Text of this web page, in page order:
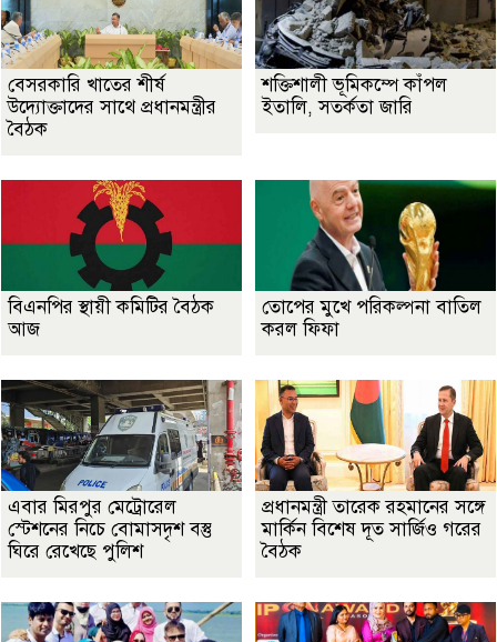
বেসরকারি খাতের শীর্ষ
উদ্যোক্তাদের সাথে প্রধানমন্ত্রীর
বৈঠক
শক্তিশালী ভূমিকম্পে কাঁপল
ইতালি, সতর্কতা জারি
বিএনপির স্থায়ী কমিটির বৈঠক
আজ
তোপের মুখে পরিকল্পনা বাতিল
করল ফিফা
এবার মিরপুর মেট্রোরেল
স্টেশনের নিচে বোমাসদৃশ বস্তু
ঘিরে রেখেছে পুলিশ
প্রধানমন্ত্রী তারেক রহমানের সঙ্গে
মার্কিন বিশেষ দূত সার্জিও গরের
বৈঠক